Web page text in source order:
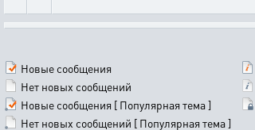
Новые сообщения
Нет новых сообщений
Новые сообщения [ Популярная тема ]
Нет новых сообщений [ Популярная тема ]